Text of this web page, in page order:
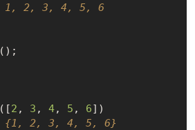
2, 3, 4, 5, 6
2 , 3 , 4, 5 , 6])
2, 3, 4, 5, 6}